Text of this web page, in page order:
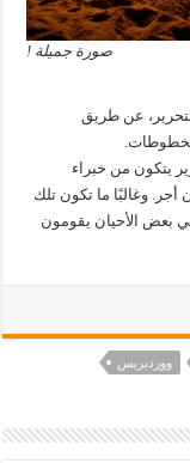
صورة جميلة !
عن طريق
يتكون من خبراء
وغالبًا ما تكون تلك
بعض الأحيان يقومون
ووردبريس